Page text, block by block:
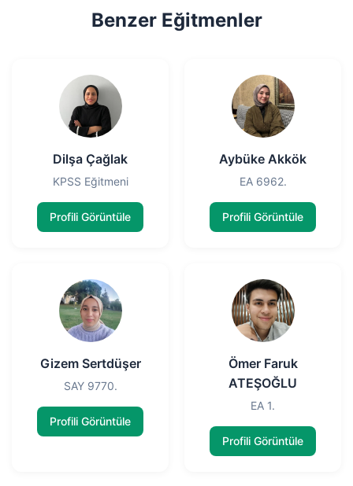
Benzer Eğitmenler
Dilşa Çağlak
KPSS Eğitmeni
Profili Görüntüle
Aybüke Akkök
EA 6962.
Profili Görüntüle
Gizem Sertdüşer
SAY 9770.
Profili Görüntüle
Ömer Faruk
ATEŞOĞLU
EA 1.
Profili Görüntüle